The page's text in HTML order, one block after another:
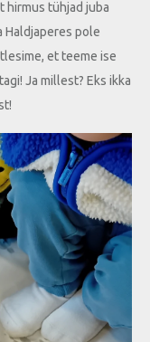
hirmus tühjad juba
Haldjaperes pole
et teeme ise
Ja millest? Eks ikka